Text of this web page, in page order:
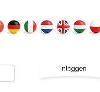
Inloggen